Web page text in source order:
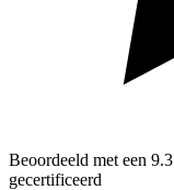
Beoordeeld met een 9.3
gecertificeerd